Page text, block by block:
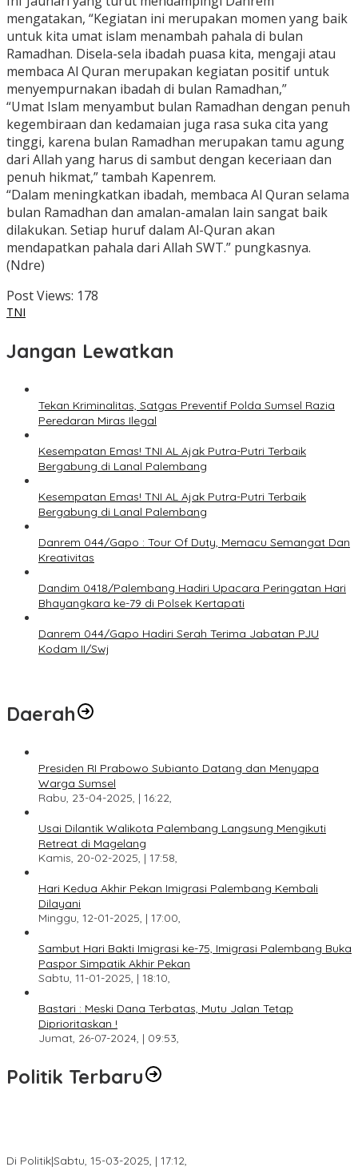
mengatakan, “Kegiatan ini merupakan momen yang baik
untuk kita umat islam menambah pahala di bulan
Ramadhan. Disela-sela ibadah puasa kita, mengaji atau
membaca Al Quran merupakan kegiatan positif untuk
menyempurnakan ibadah di bulan Ramadhan,”
“Umat Islam menyambut bulan Ramadhan dengan penuh
kegembiraan dan kedamaian juga rasa suka cita yang
tinggi, karena bulan Ramadhan merupakan tamu agung
dari Allah yang harus di sambut dengan keceriaan dan
penuh hikmat,” tambah Kapenrem.
“Dalam meningkatkan ibadah, membaca Al Quran selama
bulan Ramadhan dan amalan-amalan lain sangat baik
dilakukan. Setiap huruf dalam Al-Quran akan
mendapatkan pahala dari Allah SWT.” pungkasnya.
(Ndre)
Post Views: 178
TNI
Jangan Lewatkan
Tekan Kriminalitas, Satgas Preventif Polda Sumsel Razia
Peredaran Miras Ilegal
Kesempatan Emas! TNI AL Ajak Putra-Putri Terbaik
Bergabung di Lanal Palembang
Kesempatan Emas! TNI AL Ajak Putra-Putri Terbaik
Bergabung di Lanal Palembang
Danrem 044/Gapo : Tour Of Duty, Memacu Semangat Dan
Kreativitas
Dandim 0418/Palembang Hadiri Upacara Peringatan Hari
Bhayangkara ke-79 di Polsek Kertapati
Danrem 044/Gapo Hadiri Serah Terima Jabatan PJU
Kodam II/Swj
Daerah
Presiden RI Prabowo Subianto Datang dan Menyapa
Warga Sumsel
Rabu, 23-04-2025, | 16:22,
Usai Dilantik Walikota Palembang Langsung Mengikuti
Retreat di Magelang
Kamis, 20-02-2025, | 17:58,
Hari Kedua Akhir Pekan Imigrasi Palembang Kembali
Dilayani
Minggu, 12-01-2025, | 17:00,
Sambut Hari Bakti Imigrasi ke-75, Imigrasi Palembang Buka
Paspor Simpatik Akhir Pekan
Sabtu, 11-01-2025, | 18:10,
Bastari : Meski Dana Terbatas, Mutu Jalan Tetap
Diprioritaskan !
Jumat, 26-07-2024, | 09:53,
Politik Terbaru
Di Politik|Sabtu, 15-03-2025, | 17:12,